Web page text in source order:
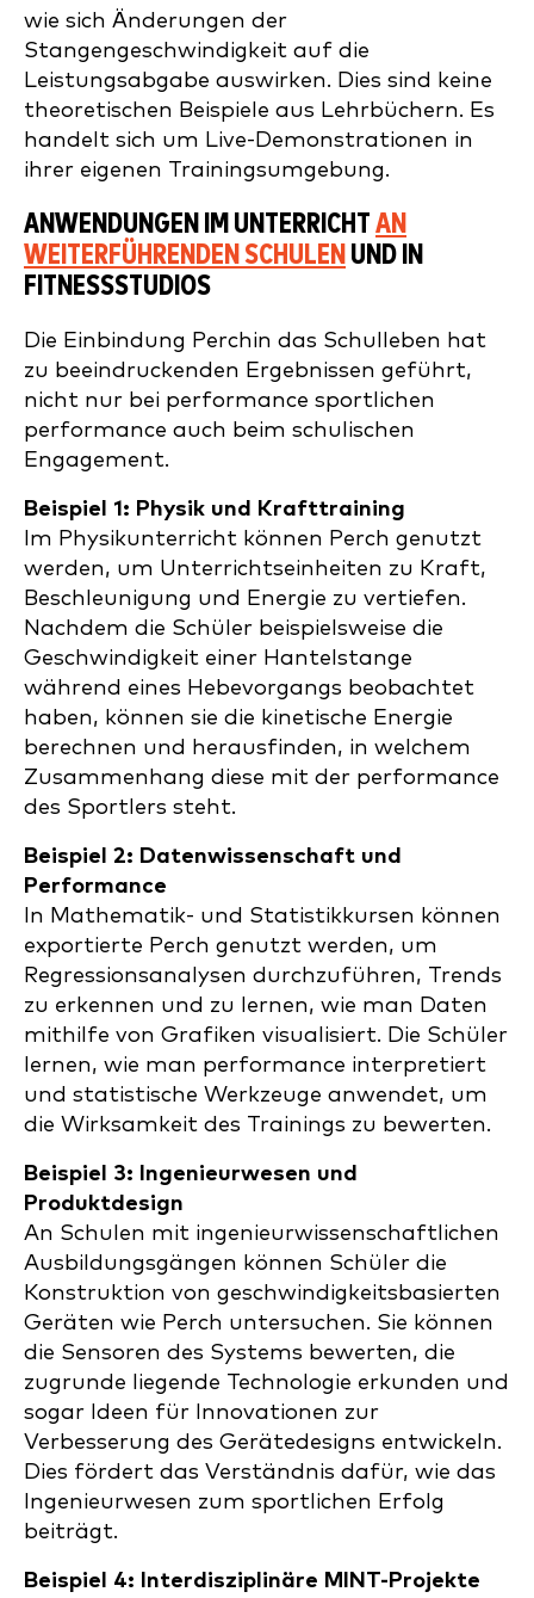
wie sich Änderungen der
Stangengeschwindigkeit auf die
Leistungsabgabe auswirken. Dies sind keine
theoretischen Beispiele aus Lehrbüchern. Es
handelt sich um Live-Demonstrationen in
ihrer eigenen Trainingsumgebung.
ANWENDUNGEN IM UNTERRICHT AN
WEITERFÜHRENDEN SCHULEN UND IN
FITNESSSTUDIOS
Die Einbindung Perchin das Schulleben hat
zu beeindruckenden Ergebnissen geführt,
nicht nur bei performance sportlichen
performance auch beim schulischen
Engagement.
Beispiel 1: Physik und Krafttraining
Im Physikunterricht können Perch genutzt
werden, um Unterrichtseinheiten zu Kraft,
Beschleunigung und Energie zu vertiefen.
Nachdem die Schüler beispielsweise die
Geschwindigkeit einer Hantelstange
während eines Hebevorgangs beobachtet
haben, können sie die kinetische Energie
berechnen und herausfinden, in welchem
Zusammenhang diese mit der performance
des Sportlers steht.
Beispiel 2: Datenwissenschaft und
Performance
In Mathematik- und Statistikkursen können
exportierte Perch genutzt werden, um
Regressionsanalysen durchzuführen, Trends
zu erkennen und zu lernen, wie man Daten
mithilfe von Grafiken visualisiert. Die Schüler
lernen, wie man performance interpretiert
und statistische Werkzeuge anwendet, um
die Wirksamkeit des Trainings zu bewerten.
Beispiel 3: Ingenieurwesen und
Produktdesign
An Schulen mit ingenieurwissenschaftlichen
Ausbildungsgängen können Schüler die
Konstruktion von geschwindigkeitsbasierten
Geräten wie Perch untersuchen. Sie können
die Sensoren des Systems bewerten, die
zugrunde liegende Technologie erkunden und
sogar Ideen für Innovationen zur
Verbesserung des Gerätedesigns entwickeln.
Dies fördert das Verständnis dafür, wie das
Ingenieurwesen zum sportlichen Erfolg
beiträgt.
Beispiel 4: Interdisziplinäre MINT-Projekte